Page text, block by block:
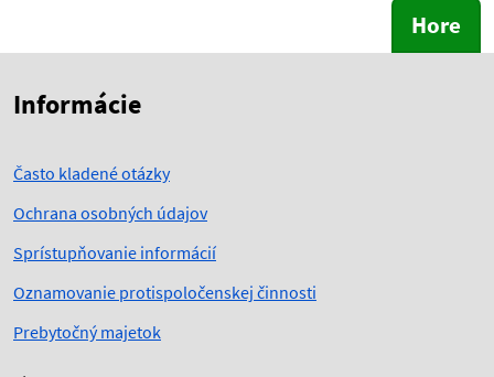
Hore
Informácie
Často kladené otázky
Ochrana osobných údajov
Sprístupňovanie informácií
Oznamovanie protispoločenskej činnosti
Prebytočný majetok